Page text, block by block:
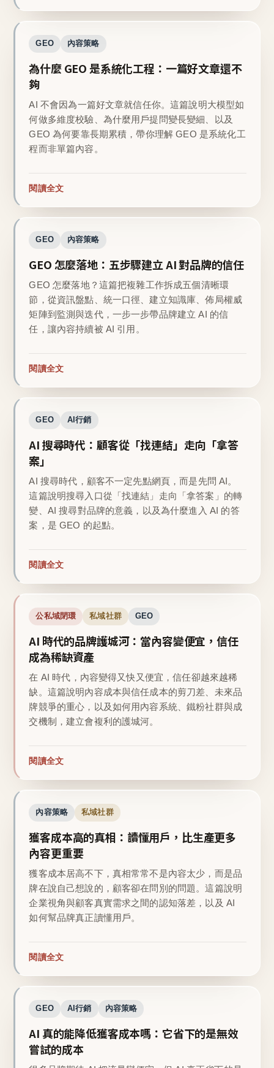
GEO 內容策略
為什麼 GEO 是系統化工程：一篇好文章還不
夠
AI 不會因為一篇好文章就信任你。這篇說明大模型如
何做多維度校驗、為什麼用戶提問變長變細、以及
GEO 為何要靠長期累積，帶你理解 GEO 是系統化工
程而非單篇內容。
閱讀全文
GEO 內容策略
GEO 怎麼落地：五步驟建立 AI 對品牌的信任
GEO 怎麼落地？這篇把複雜工作拆成五個清晰環
節，從資訊盤點、統一口徑、建立知識庫、佈局權威
矩陣到監測與迭代，一步一步帶品牌建立 AI 的信
任，讓內容持續被 AI 引用。
閱讀全文
GEO AI行銷
AI 搜尋時代：顧客從「找連結」走向「拿答
案」
AI 搜尋時代，顧客不一定先點網頁，而是先問 AI。
這篇說明搜尋入口從「找連結」走向「拿答案」的轉
變、AI 搜尋對品牌的意義，以及為什麼進入 AI 的答
案，是 GEO 的起點。
閱讀全文
公私域閉環 私域社群 GEO
AI 時代的品牌護城河：當內容變便宜，信任
成為稀缺資產
在 AI 時代，內容變得又快又便宜，信任卻越來越稀
缺。這篇說明內容成本與信任成本的剪刀差、未來品
牌競爭的重心，以及如何用內容系統、鐵粉社群與成
交機制，建立會複利的護城河。
閱讀全文
內容策略 私域社群
獲客成本高的真相：讀懂用戶，比生產更多
內容更重要
獲客成本居高不下，真相常常不是內容太少，而是品
牌在說自己想說的，顧客卻在問別的問題。這篇說明
企業視角與顧客真實需求之間的認知落差，以及 AI
如何幫品牌真正讀懂用戶。
閱讀全文
GEO AI行銷 內容策略
AI 真的能降低獲客成本嗎：它省下的是無效
嘗試的成本